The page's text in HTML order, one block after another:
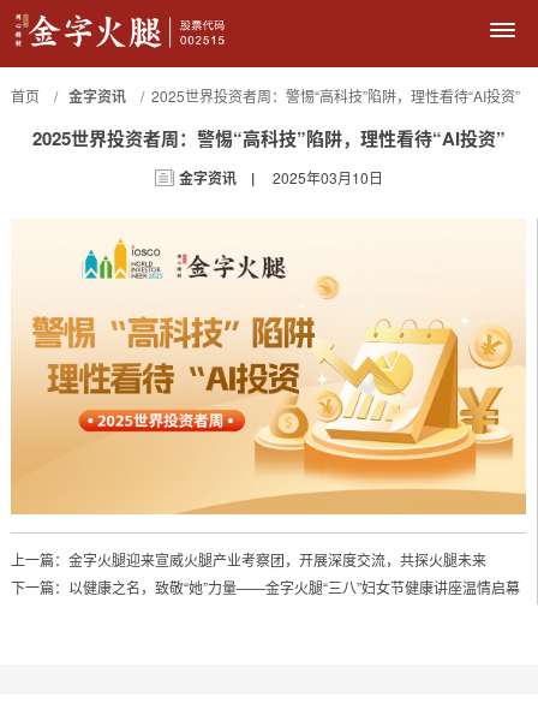
首页 / 金字资讯/ 2025世界投资者周：警惕“高科技”陷阱，理性看待“AI投资”
2025世界投资者周：警惕“高科技”陷阱，理性看待“AI投资”
金字资讯 | 2025年03月10日
上一篇： 金字火腿迎来宣威火腿产业考察团，开展深度交流，共探火腿未来
下一篇： 以健康之名，致敬“她”力量——金字火腿“三八”妇女节健康讲座温情启幕